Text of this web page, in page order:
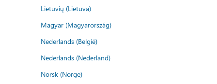
Lietuvių (Lietuva)
Magyar (Magyarország)
Nederlands (België)
Nederlands (Nederland)
Norsk (Norge)